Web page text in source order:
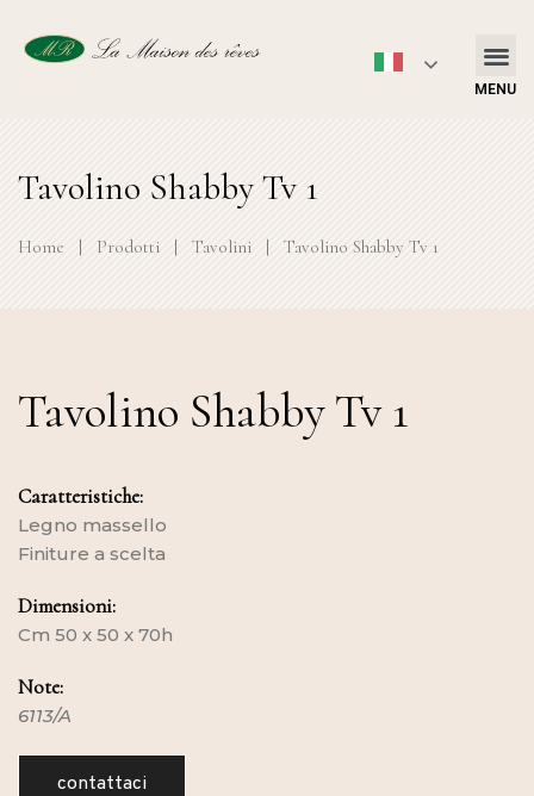
MENU
Tavolino Shabby Tv 1
Home | Prodotti | Tavolini | Tavolino Shabby Tv 1
Tavolino Shabby Tv 1
Caratteristiche:
Legno massello
Finiture a scelta
Dimensioni:
Cm 50 x 50 x 70h
Note:
6113/A
contattaci